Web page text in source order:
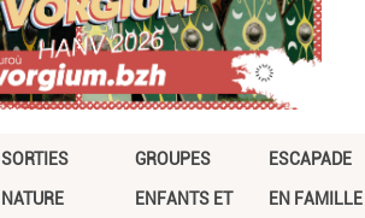
SORTIES
NATURE
GROUPES
ENFANTS ET
ESCAPADE
EN FAMILLE